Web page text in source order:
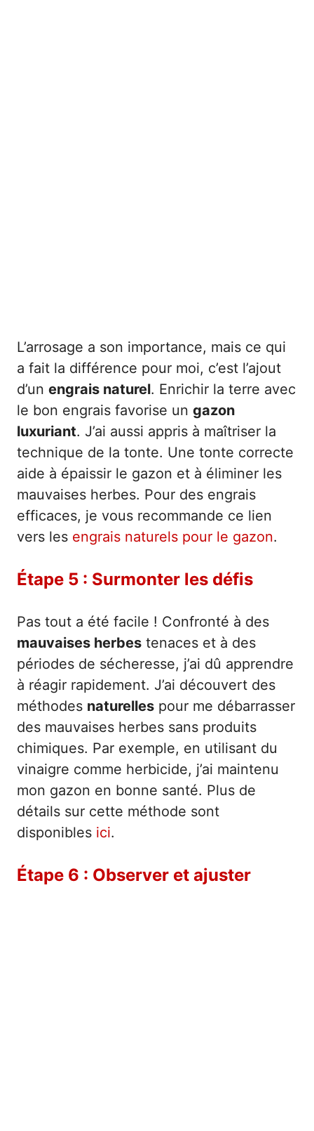
L’arrosage a son importance, mais ce qui
a fait la différence pour moi, c’est l’ajout
d’un engrais naturel. Enrichir la terre avec
le bon engrais favorise un gazon
luxuriant. J’ai aussi appris à maîtriser la
technique de la tonte. Une tonte correcte
aide à épaissir le gazon et à éliminer les
mauvaises herbes. Pour des engrais
efficaces, je vous recommande ce lien
vers les engrais naturels pour le gazon.
Étape 5 : Surmonter les défis
Pas tout a été facile ! Confronté à des
mauvaises herbes tenaces et à des
périodes de sécheresse, j’ai dû apprendre
à réagir rapidement. J’ai découvert des
méthodes naturelles pour me débarrasser
des mauvaises herbes sans produits
chimiques. Par exemple, en utilisant du
vinaigre comme herbicide, j’ai maintenu
mon gazon en bonne santé. Plus de
détails sur cette méthode sont
disponibles ici.
Étape 6 : Observer et ajuster